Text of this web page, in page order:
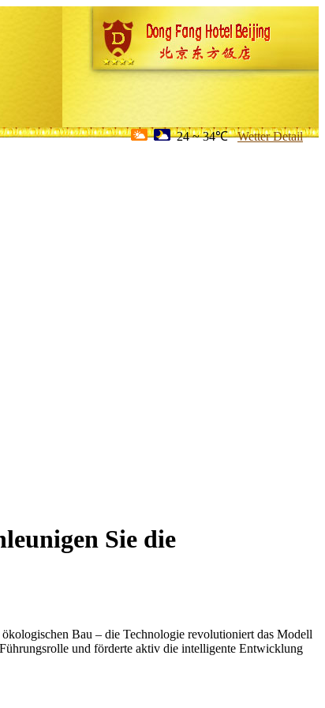
24 ~ 34℃ Wetter Detail
Sie die
Bau – die Technologie revolutioniert das Modell
und förderte aktiv die intelligente Entwicklung